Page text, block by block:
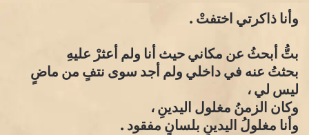
وأنا ذاكرتي اختفتْ .
بتُّ أبحثُ عن مكاني حيث أنا ولم أعثرْ عليهِ
بحثتُ عنه في داخلي ولم أجد سوى نتفٍ من ماضٍ
ليس لي ،
وكان الزمنُ مغلول اليدينِ ،
وأنا مغلولُ اليدينِ بلسانٍ مفقود .